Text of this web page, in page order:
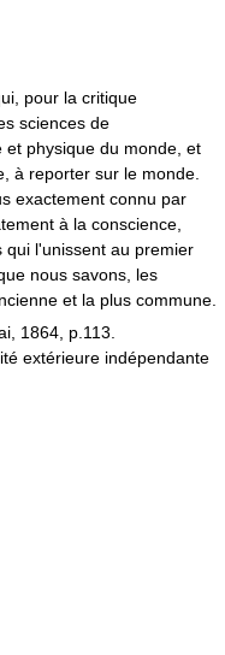
pour la critique
sciences de
physique du monde, et
à reporter sur le monde.
exactement connu par
à la conscience,
qui l'unissent au premier
nous savons, les
et la plus commune.
1864, p.113.
extérieure indépendante